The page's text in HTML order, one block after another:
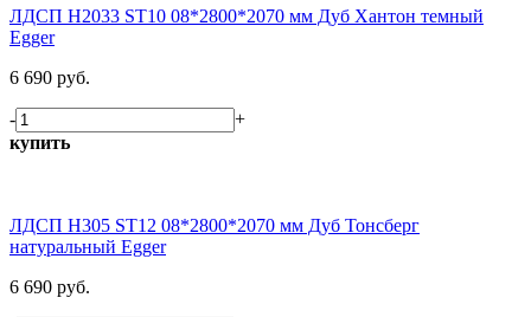
ЛДСП H2033 ST10 08*2800*2070 мм Дуб Хантон темный
Egger
6 690 руб.
-
+
купить
ЛДСП H305 ST12 08*2800*2070 мм Дуб Тонсберг
натуральный Egger
6 690 руб.